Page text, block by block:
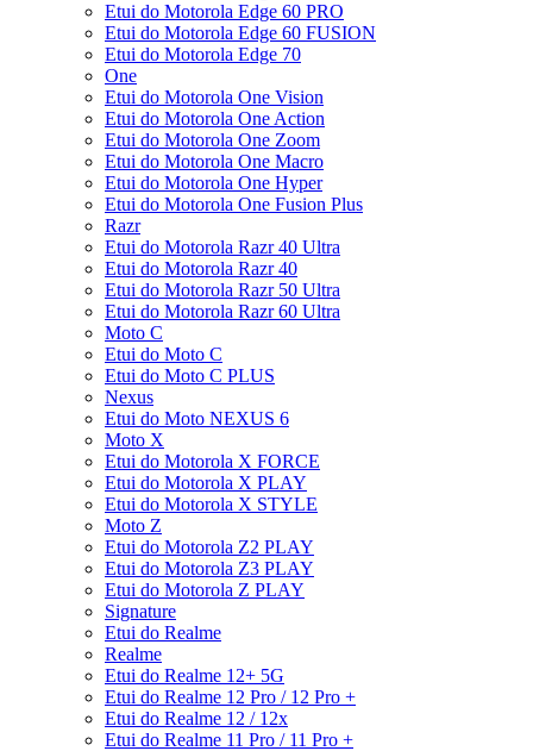
Etui do Motorola Edge 60 PRO
Etui do Motorola Edge 60 FUSION
Etui do Motorola Edge 70
One
Etui do Motorola One Vision
Etui do Motorola One Action
Etui do Motorola One Zoom
Etui do Motorola One Macro
Etui do Motorola One Hyper
Etui do Motorola One Fusion Plus
Razr
Etui do Motorola Razr 40 Ultra
Etui do Motorola Razr 40
Etui do Motorola Razr 50 Ultra
Etui do Motorola Razr 60 Ultra
Moto C
Etui do Moto C
Etui do Moto C PLUS
Nexus
Etui do Moto NEXUS 6
Moto X
Etui do Motorola X FORCE
Etui do Motorola X PLAY
Etui do Motorola X STYLE
Moto Z
Etui do Motorola Z2 PLAY
Etui do Motorola Z3 PLAY
Etui do Motorola Z PLAY
Signature
Etui do Realme
Realme
Etui do Realme 12+ 5G
Etui do Realme 12 Pro / 12 Pro +
Etui do Realme 12 / 12x
Etui do Realme 11 Pro / 11 Pro +